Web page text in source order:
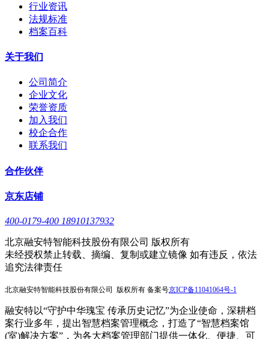
行业资讯
法规标准
档案百科
关于我们
公司简介
企业文化
荣誉资质
加入我们
校企合作
联系我们
合作伙伴
京东店铺
400-0179-400 18910137932
北京融安特智能科技股份有限公司 版权所有
未经授权禁止转载、摘编、复制或建立镜像 如有违反，依法
追究法律责任
北京融安特智能科技股份有限公司 版权所有 备案号京ICP备11041064号-1
融安特以“守护中华瑰宝 传承历史记忆”为企业使命，深耕档
案行业多年，提出智慧档案管理概念，打造了“智慧档案馆
(室)解决方案”，为各大档案管理部门提供一体化、便捷、可